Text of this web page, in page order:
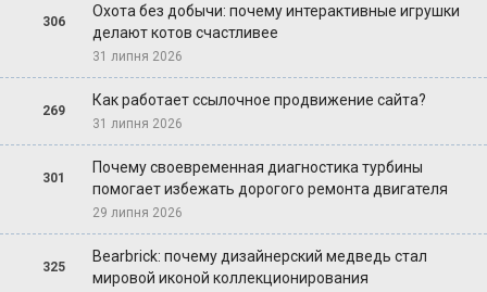
306
Охота без добычи: почему интерактивные игрушки
делают котов счастливее
31 липня 2026
269
Как работает ссылочное продвижение сайта?
31 липня 2026
301
Почему своевременная диагностика турбины
помогает избежать дорогого ремонта двигателя
29 липня 2026
325
Bearbrick: почему дизайнерский медведь стал
мировой иконой коллекционирования